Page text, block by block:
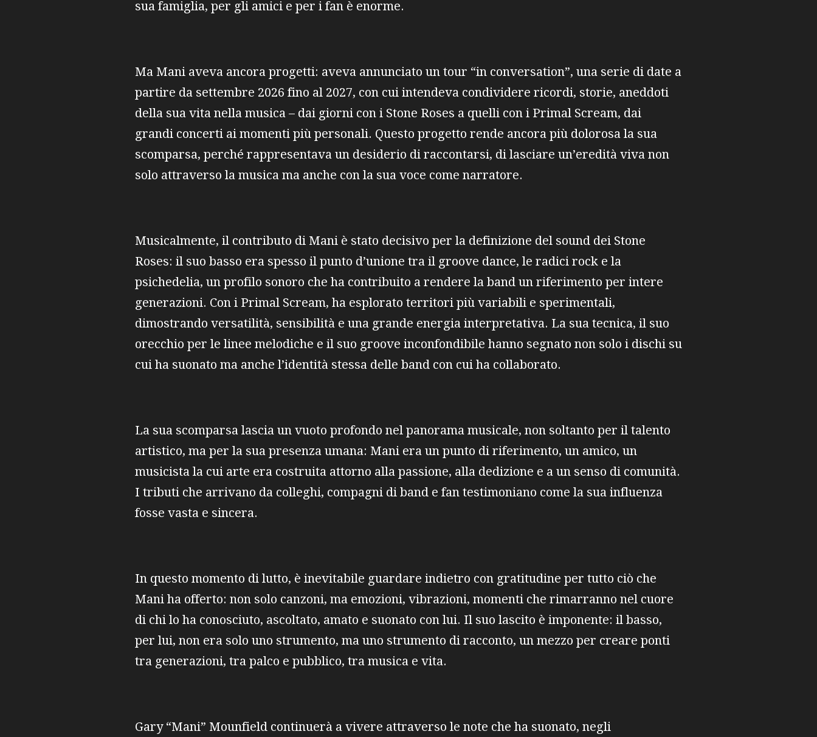
sua famiglia, per gli amici e per i fan è enorme.
Ma Mani aveva ancora progetti: aveva annunciato un tour “in conversation”, una serie di date a
partire da settembre 2026 fino al 2027, con cui intendeva condividere ricordi, storie, aneddoti
della sua vita nella musica – dai giorni con i Stone Roses a quelli con i Primal Scream, dai
grandi concerti ai momenti più personali. Questo progetto rende ancora più dolorosa la sua
scomparsa, perché rappresentava un desiderio di raccontarsi, di lasciare un’eredità viva non
solo attraverso la musica ma anche con la sua voce come narratore.
Musicalmente, il contributo di Mani è stato decisivo per la definizione del sound dei Stone
Roses: il suo basso era spesso il punto d’unione tra il groove dance, le radici rock e la
psichedelia, un profilo sonoro che ha contribuito a rendere la band un riferimento per intere
generazioni. Con i Primal Scream, ha esplorato territori più variabili e sperimentali,
dimostrando versatilità, sensibilità e una grande energia interpretativa. La sua tecnica, il suo
orecchio per le linee melodiche e il suo groove inconfondibile hanno segnato non solo i dischi su
cui ha suonato ma anche l’identità stessa delle band con cui ha collaborato.
La sua scomparsa lascia un vuoto profondo nel panorama musicale, non soltanto per il talento
artistico, ma per la sua presenza umana: Mani era un punto di riferimento, un amico, un
musicista la cui arte era costruita attorno alla passione, alla dedizione e a un senso di comunità.
I tributi che arrivano da colleghi, compagni di band e fan testimoniano come la sua influenza
fosse vasta e sincera.
In questo momento di lutto, è inevitabile guardare indietro con gratitudine per tutto ciò che
Mani ha offerto: non solo canzoni, ma emozioni, vibrazioni, momenti che rimarranno nel cuore
di chi lo ha conosciuto, ascoltato, amato e suonato con lui. Il suo lascito è imponente: il basso,
per lui, non era solo uno strumento, ma uno strumento di racconto, un mezzo per creare ponti
tra generazioni, tra palco e pubblico, tra musica e vita.
Gary “Mani” Mounfield continuerà a vivere attraverso le note che ha suonato, negli